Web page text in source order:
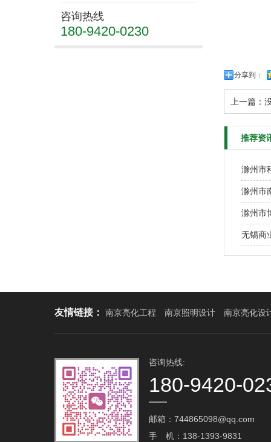
咨询热线
180-9420-0230
分享到：
上一篇：
推荐资
滁州市
滁州市
滁州市
无锡商
友情链接： 南京亮化工程 南京照明设计 南京亮化设
咨询热线:
180-9420-
邮箱：744865098@qq.com‬
手 机：138-1393-9831